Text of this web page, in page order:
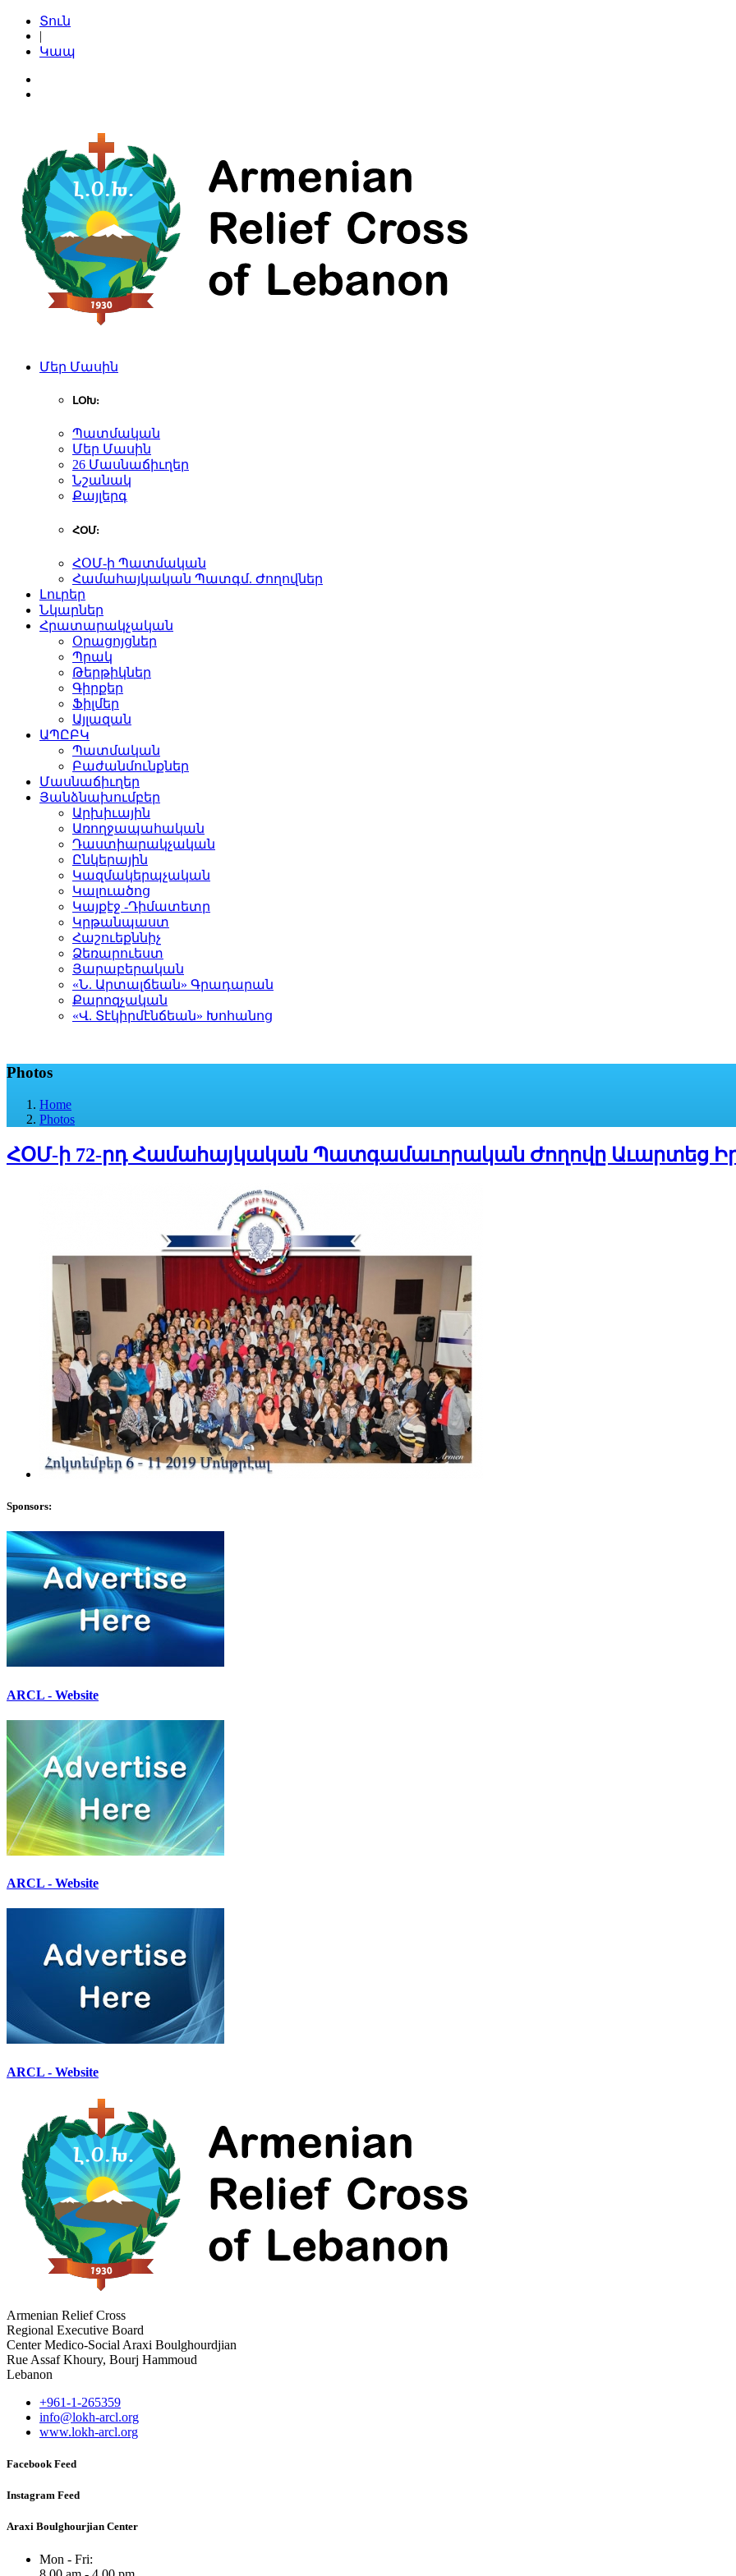
Տուն
|
Կապ
Մեր Մասին
ԼՕԽ:
Պատմական
Մեր Մասին
26 Մասնաճիւղեր
Նշանակ
Քայլերգ
ՀՕՄ:
ՀՕՄ-ի Պատմական
Համահայկական Պատգմ. Ժողովներ
Լուրեր
Նկարներ
Հրատարակչական
Օրացոյցներ
Պրակ
Թերթիկներ
Գիրքեր
Ֆիլմեր
Այլազան
ԱՊԸԲԿ
Պատմական
Բաժանմունքներ
Մասնաճիւղեր
Յանձնախումբեր
Արխիւային
Առողջապահական
Դաստիարակչական
Ընկերային
Կազմակերպչական
Կալուածոց
Կայքէջ -Դիմատետր
Կրթանպաստ
Հաշուեքննիչ
Ձեռարուեստ
Յարաբերական
«Ն. Արտալճեան» Գրադարան
Քարոզչական
«Վ. Տէկիրմէնճեան» Խոհանոց
Photos
Home
Photos
ՀՕՄ-ի 72-րդ Համահայկական Պատգամաւորական Ժողովը Աւարտեց
Sponsors:
ARCL - Website
ARCL - Website
ARCL - Website
Armenian Relief Cross
Regional Executive Board
Center Medico-Social Araxi Boulghourdjian
Rue Assaf Khoury, Bourj Hammoud
Lebanon
+961-1-265359
info@lokh-arcl.org
www.lokh-arcl.org
Facebook Feed
Instagram Feed
Araxi Boulghourjian Center
Mon - Fri: